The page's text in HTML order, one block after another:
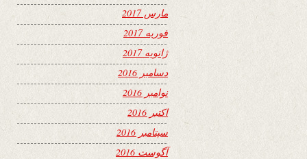
مارس 2017
فوریه 2017
ژانویه 2017
دسامبر 2016
نوامبر 2016
اکتبر 2016
سپتامبر 2016
آگوست 2016